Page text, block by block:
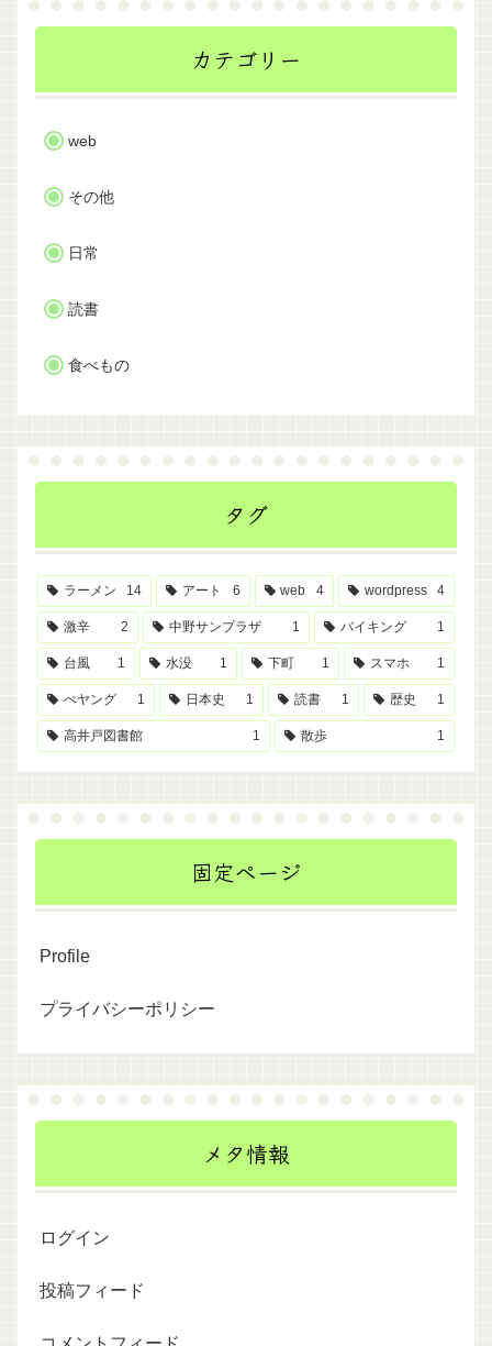
カテゴリー
web
その他
日常
読書
食べもの
タグ
ラーメン 14 アート 6 web 4 wordpress 4
激辛 2 中野サンプラザ 1 バイキング 1
台風 1 水没 1 下町 1 スマホ 1
ぺヤング 1 日本史 1 読書 1 歴史 1
高井戸図書館 1 散歩 1
固定ページ
Profile
プライバシーポリシー
メタ情報
ログイン
投稿フィード